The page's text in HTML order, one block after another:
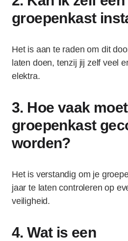
groepenkast
Het is aan te raden om dit
laten doen, tenzij jij zelf veel
elektra.
3. Hoe vaak
groepenkast
worden?
Het is verstandig om je
jaar te laten controleren op
veiligheid.
4. Wat is een